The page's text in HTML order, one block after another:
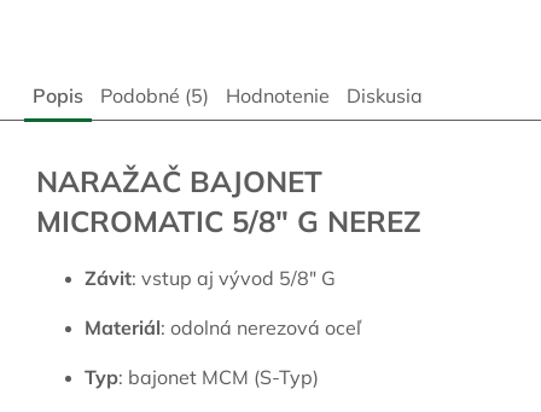
Popis Podobné (5) Hodnotenie Diskusia
NARAŽAČ BAJONET
MICROMATIC 5/8" G NEREZ
Závit: vstup aj vývod 5/8" G
Materiál: odolná nerezová oceľ
Typ: bajonet MCM (S-Typ)